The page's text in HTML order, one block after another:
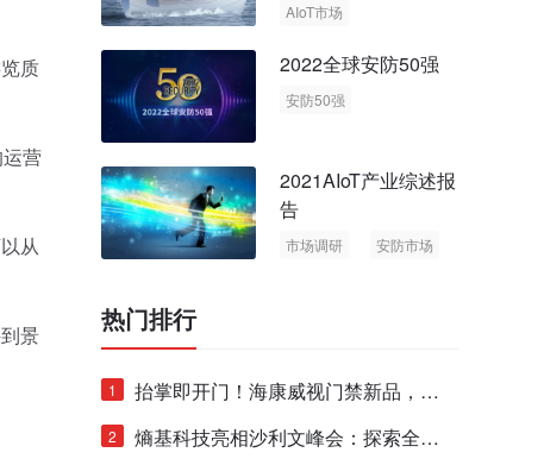
质
营
从
景
AIoT市场
2022全球安防50强
安防50强
2021AIoT产业综述报
告
市场调研
安防市场
热门排行
1
抬掌即开门！海康威视门禁新品，不
止认人脸，更认"掌"中静脉！
2
熵基科技亮相沙利文峰会：探索全栈